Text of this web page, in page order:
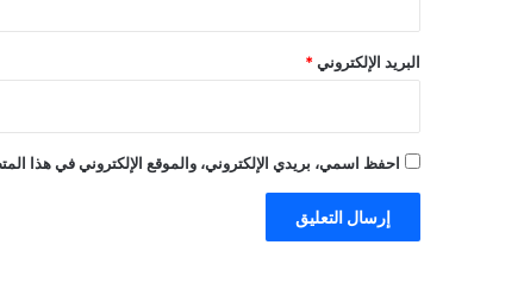
البريد الإلكتروني *
احفظ اسمي، بريدي الإلكتروني، والموقع الإلكتروني في هذا